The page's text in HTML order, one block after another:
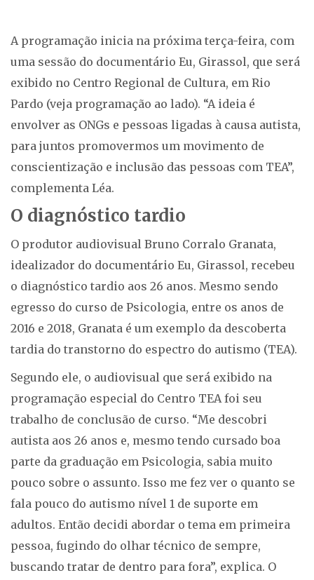
A programação inicia na próxima terça-feira, com
uma sessão do documentário Eu, Girassol, que será
exibido no Centro Regional de Cultura, em Rio
Pardo (veja programação ao lado). “A ideia é
envolver as ONGs e pessoas ligadas à causa autista,
para juntos promovermos um movimento de
conscientização e inclusão das pessoas com TEA”,
complementa Léa.
O diagnóstico tardio
O produtor audiovisual Bruno Corralo Granata,
idealizador do documentário Eu, Girassol, recebeu
o diagnóstico tardio aos 26 anos. Mesmo sendo
egresso do curso de Psicologia, entre os anos de
2016 e 2018, Granata é um exemplo da descoberta
tardia do transtorno do espectro do autismo (TEA).
Segundo ele, o audiovisual que será exibido na
programação especial do Centro TEA foi seu
trabalho de conclusão de curso. “Me descobri
autista aos 26 anos e, mesmo tendo cursado boa
parte da graduação em Psicologia, sabia muito
pouco sobre o assunto. Isso me fez ver o quanto se
fala pouco do autismo nível 1 de suporte em
adultos. Então decidi abordar o tema em primeira
pessoa, fugindo do olhar técnico de sempre,
buscando tratar de dentro para fora”, explica. O